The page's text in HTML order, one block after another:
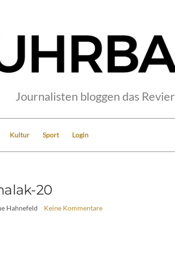
Journalisten bloggen das Revier
Kultur Sport Login
20
Hahnefeld Keine Kommentare